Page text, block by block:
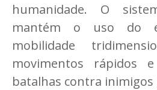
humanidade. O
mantém o uso do
mobilidade
movimentos rápidos
batalhas contra inimigos